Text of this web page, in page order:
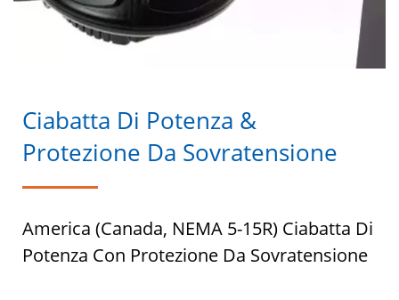
Ciabatta Di Potenza &
Protezione Da Sovratensione
America (Canada, NEMA 5-15R) Ciabatta Di
Potenza Con Protezione Da Sovratensione